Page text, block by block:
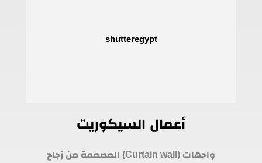
أعمال السيكوريت
واجهات (Curtain wall) المصممة من زجاج